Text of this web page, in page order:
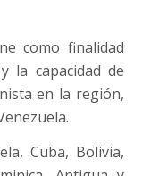
como finalidad
la capacidad de
en la región,
Cuba, Bolivia,